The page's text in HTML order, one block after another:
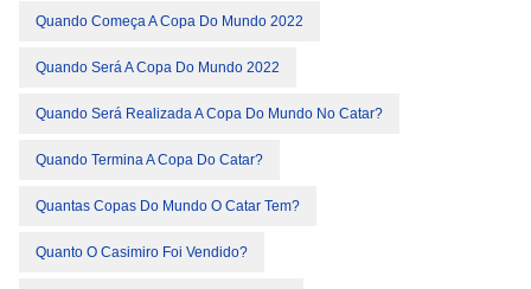
Quando Começa A Copa Do Mundo 2022
Quando Será A Copa Do Mundo 2022
Quando Será Realizada A Copa Do Mundo No Catar?
Quando Termina A Copa Do Catar?
Quantas Copas Do Mundo O Catar Tem?
Quanto O Casimiro Foi Vendido?